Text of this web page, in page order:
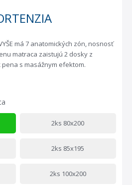
má 7 anatomických zón, nosnosť
matraca zaistujú 2 dosky z
s masážnym efektom.
2ks 80x200
2ks 85x195
2ks 100x200